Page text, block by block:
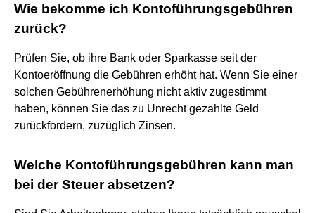
Wie bekomme ich Kontoführungsgebühren
zurück?
Prüfen Sie, ob ihre Bank oder Sparkasse seit der
Kontoeröffnung die Gebühren erhöht hat. Wenn Sie einer
solchen Gebührenerhöhung nicht aktiv zugestimmt
haben, können Sie das zu Unrecht gezahlte Geld
zurückfordern, zuzüglich Zinsen.
Welche Kontoführungsgebühren kann man
bei der Steuer absetzen?